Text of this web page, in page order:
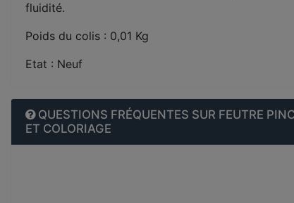
fluidité.
Poids du colis : 0,01 Kg
Etat : Neuf
QUESTIONS FRÉQUENTES SUR FEUTRE
ET COLORIAGE